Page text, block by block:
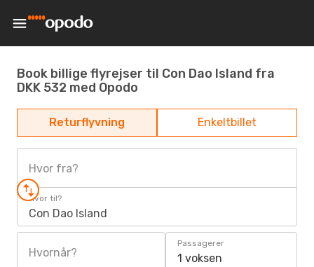
Book billige flyrejser til Con Dao Island fra
DKK 532 med Opodo
Returflyvning Enkeltbillet
Hvor fra?
Hvor til?
Con Dao Island
Hvornår?
Passagerer
1 voksen